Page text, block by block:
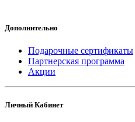
Дополнительно
Подарочные сертификаты
Партнерская программа
Акции
Личный Кабинет